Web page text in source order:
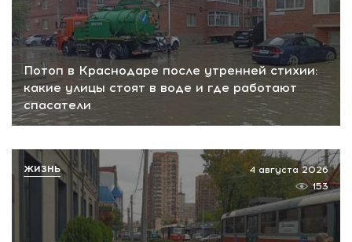
Потоп в Краснодаре после утренней стихии:
какие улицы стоят в воде и где работают
спасатели
4 августа 2026
153
ЖИЗНЬ